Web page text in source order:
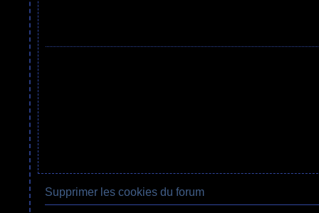
Supprimer les cookies du forum